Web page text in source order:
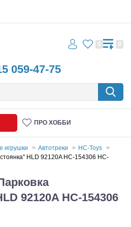
059-47-75
0 0
ПРО ХОББИ
игрушки Автотреки
HC-Toys
HLD 92120A HC-154306 HC-
92120A HC-154306